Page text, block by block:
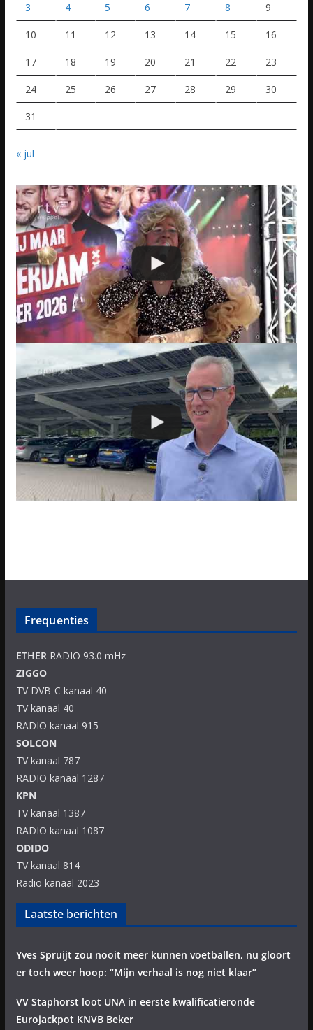
3 4 5 6 7 8 9
10 11 12 13 14 15 16
17 18 19 20 21 22 23
24 25 26 27 28 29 30
31
« jul
Frequenties
ETHERRADIO 93.0 mHz
ZIGGO
TV DVB-C kanaal 40
TV kanaal 40
RADIO kanaal 915
SOLCON
TV kanaal 787
RADIO kanaal 1287
KPN
TV kanaal 1387
RADIO kanaal 1087
ODIDO
TV kanaal 814
Radio kanaal 2023
Laatste berichten
Yves Spruijt zou nooit meer kunnen voetballen, nu gloort
er toch weer hoop: “Mijn verhaal is nog niet klaar”
VV Staphorst loot UNA in eerste kwalificatieronde
Eurojackpot KNVB Beker